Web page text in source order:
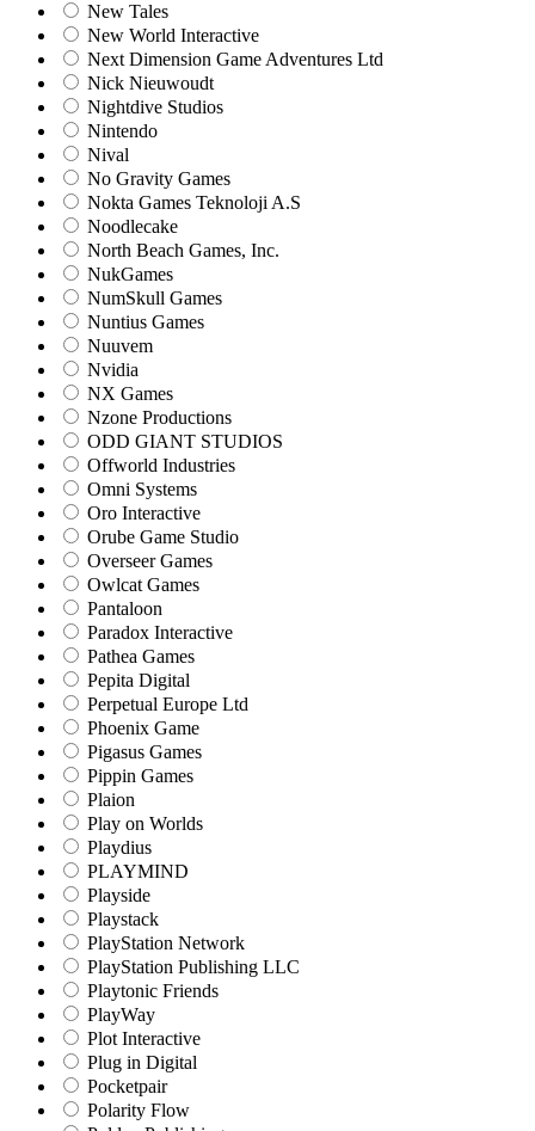
New Tales
New World Interactive
Next Dimension Game Adventures Ltd
Nick Nieuwoudt
Nightdive Studios
Nintendo
Nival
No Gravity Games
Nokta Games Teknoloji A.S
Noodlecake
North Beach Games, Inc.
NukGames
NumSkull Games
Nuntius Games
Nuuvem
Nvidia
NX Games
Nzone Productions
ODD GIANT STUDIOS
Offworld Industries
Omni Systems
Oro Interactive
Orube Game Studio
Overseer Games
Owlcat Games
Pantaloon
Paradox Interactive
Pathea Games
Pepita Digital
Perpetual Europe Ltd
Phoenix Game
Pigasus Games
Pippin Games
Plaion
Play on Worlds
Playdius
PLAYMIND
Playside
Playstack
PlayStation Network
PlayStation Publishing LLC
Playtonic Friends
PlayWay
Plot Interactive
Plug in Digital
Pocketpair
Polarity Flow